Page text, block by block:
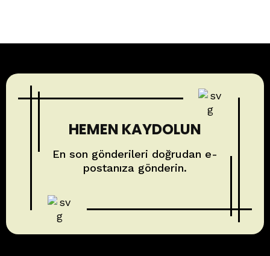
HEMEN KAYDOLUN
En son gönderileri doğrudan e-
postanıza gönderin.